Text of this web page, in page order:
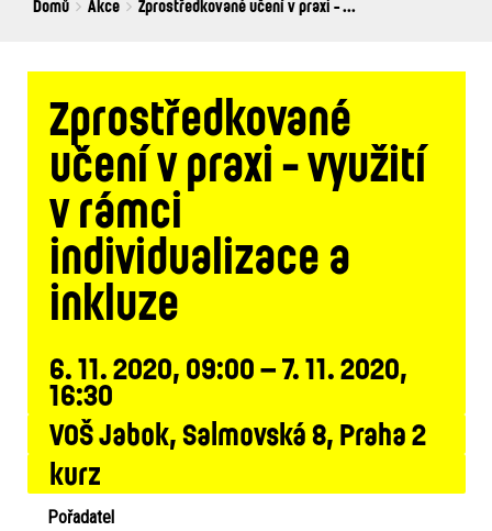
Breadcrumbs
You
Domů Akce Zprostředkované učení v praxi - ...
Zprostředkované
učení v praxi - využití
v rámci
individualizace a
inkluze
6. 11. 2020, 09:00 – 7. 11. 2020,
16:30
VOŠ Jabok, Salmovská 8, Praha 2
kurz
Pořadatel